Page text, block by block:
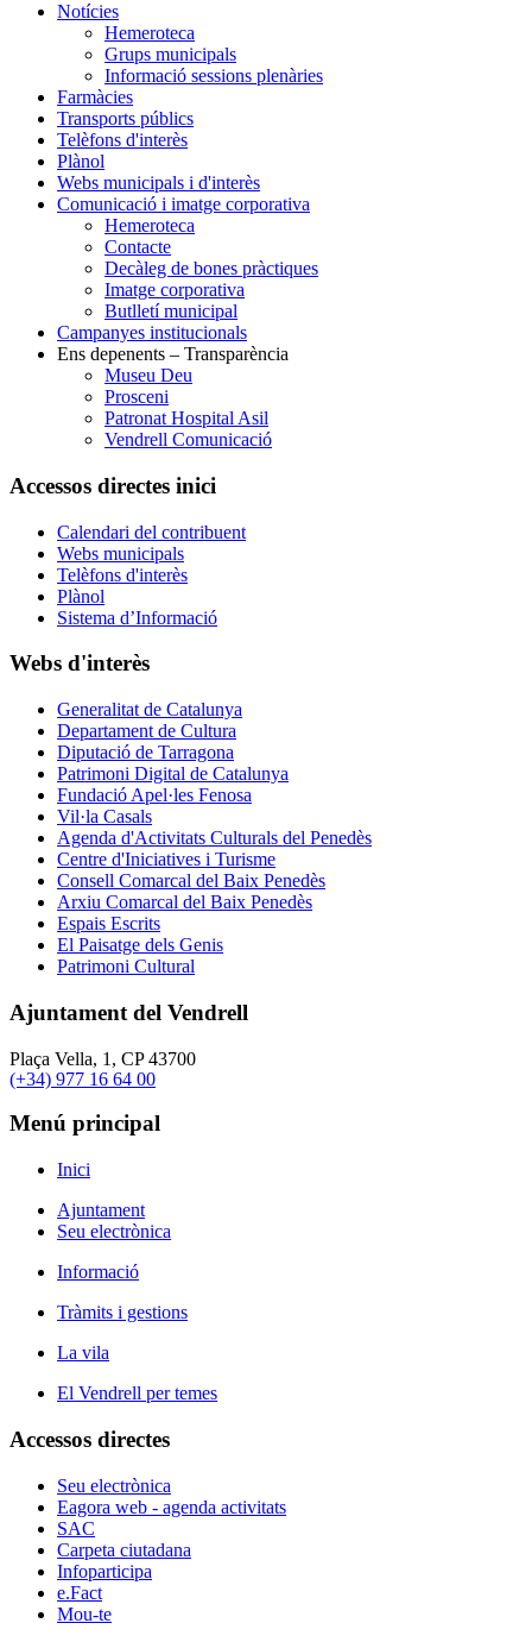
Notícies
Hemeroteca
Grups municipals
Informació sessions plenàries
Farmàcies
Transports públics
Telèfons d'interès
Plànol
Webs municipals i d'interès
Comunicació i imatge corporativa
Hemeroteca
Contacte
Decàleg de bones pràctiques
Imatge corporativa
Butlletí municipal
Campanyes institucionals
Ens depenents – Transparència
Museu Deu
Prosceni
Patronat Hospital Asil
Vendrell Comunicació
Accessos directes inici
Calendari del contribuent
Webs municipals
Telèfons d'interès
Plànol
Sistema d’Informació
Webs d'interès
Generalitat de Catalunya
Departament de Cultura
Diputació de Tarragona
Patrimoni Digital de Catalunya
Fundació Apel·les Fenosa
Vil·la Casals
Agenda d'Activitats Culturals del Penedès
Centre d'Iniciatives i Turisme
Consell Comarcal del Baix Penedès
Arxiu Comarcal del Baix Penedès
Espais Escrits
El Paisatge dels Genis
Patrimoni Cultural
Ajuntament del Vendrell
Plaça Vella, 1, CP 43700
(+34) 977 16 64 00
Menú principal
Inici
Ajuntament
Seu electrònica
Informació
Tràmits i gestions
La vila
El Vendrell per temes
Accessos directes
Seu electrònica
Eagora web - agenda activitats
SAC
Carpeta ciutadana
Infoparticipa
e.Fact
Mou-te